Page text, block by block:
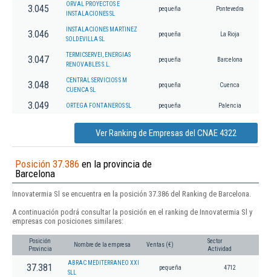
3.045
ORVAL PROYECTOS E
INSTALACIONES SL
pequeña Pontevedra
3.046
INSTALACIONES MARTINEZ
SOLDEVILLA SL
pequeña La Rioja
3.047
TERMICSERVEI, ENERGIAS
RENOVABLES S.L.
pequeña Barcelona
3.048
CENTRAL SERVICIOS S M
CUENCA SL
pequeña Cuenca
3.049 ORTEGA FONTANEROS SL pequeña Palencia
Ver Ranking de Empresas del CNAE 4322
Posición 37.386 en la provincia de
Barcelona
Innovatermia Sl se encuentra en la posición 37.386 del Ranking de Barcelona.
A continuación podrá consultar la posición en el ranking de Innovatermia Sl y
empresas con posiciones similares:
Posición
Provincia
Nombre de la empresa Ventas (€)
Sector
Actividad
37.381
ABRAC MEDITERRANEO XXI
SLL
pequeña 4712